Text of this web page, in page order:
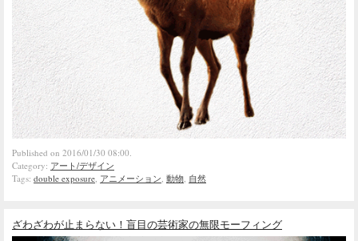
Published on 2016/01/30 08:00.
Category: アート/デザイン
Tags: double exposure, アニメーション, 動物, 自然
ざわざわが止まらない！盲目の芸術家の無限モーフィング